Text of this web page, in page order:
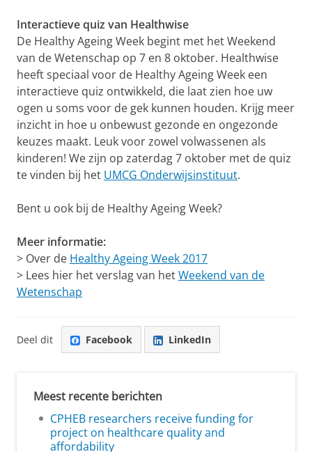
Interactieve quiz van Healthwise
De Healthy Ageing Week begint met het Weekend
van de Wetenschap op 7 en 8 oktober. Healthwise
heeft speciaal voor de Healthy Ageing Week een
interactieve quiz ontwikkeld, die laat zien hoe uw
ogen u soms voor de gek kunnen houden. Krijg meer
inzicht in hoe u onbewust gezonde en ongezonde
keuzes maakt. Leuk voor zowel volwassenen als
kinderen! We zijn op zaterdag 7 oktober met de quiz
te vinden bij het UMCG Onderwijsinstituut.
Bent u ook bij de Healthy Ageing Week?
Meer informatie:
> Over de Healthy Ageing Week 2017
> Lees hier het verslag van hetWeekend van de
Wetenschap
Deel dit Facebook LinkedIn
Meest recente berichten
CPHEB researchers receive funding for
project on healthcare quality and
affordability